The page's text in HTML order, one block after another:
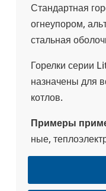
Стан­дарт­ная
огне­упо­ром,
сталь­ная
Горелки серии
на­зна­чены для
котлов.
Примеры
ные,